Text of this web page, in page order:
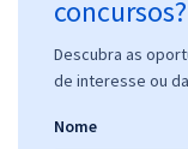
concursos?
Descubra as
de interesse ou
Nome